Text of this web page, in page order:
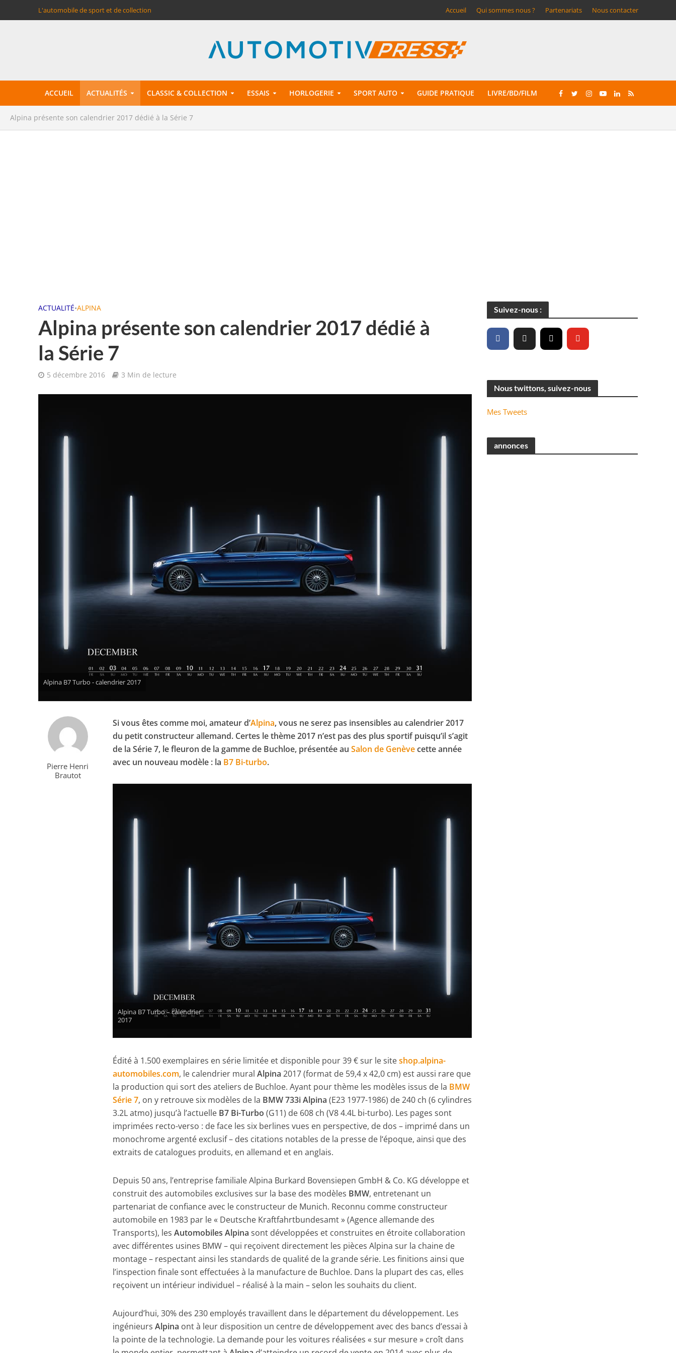
L'automobile de sport et de collection Accueil Qui sommes nous ? Partenariats Nous contacter
ACCUEIL ACTUALITÉS CLASSIC & COLLECTION ESSAIS HORLOGERIE SPORT AUTO GUIDE PRATIQUE LIVRE/BD/FILM
Alpina présente son calendrier 2017 dédié à la Série 7
ACTUALITÉ•ALPINA
Alpina présente son calendrier 2017 dédié à
la Série 7
5 décembre 2016 3 Min de lecture
Alpina B7 Turbo - calendrier 2017
Pierre Henri
Brautot
Si vous êtes comme moi, amateur d’Alpina, vous ne serez pas insensibles au calendrier 2017
du petit constructeur allemand. Certes le thème 2017 n’est pas des plus sportif puisqu’il s’agit
de la Série 7, le fleuron de la gamme de Buchloe, présentée auSalon de Genèvecette année
avec un nouveau modèle : la B7 Bi-turbo.
Alpina B7 Turbo – calendrier
2017
Édité à 1.500 exemplaires en série limitée et disponible pour 39 € sur le siteshop.alpina-
automobiles.com, le calendrier muralAlpina 2017 (format de 59,4 x 42,0 cm) est aussi rare que
la production qui sort des ateliers de Buchloe. Ayant pour thème les modèles issus de la BMW
Série 7, on y retrouve six modèles de la BMW 733i Alpina (E23 1977-1986) de 240 ch (6 cylindres
3.2L atmo) jusqu’à l’actuelle B7 Bi-Turbo (G11) de 608 ch (V8 4.4L bi-turbo). Les pages sont
imprimées recto-verso : de face les six berlines vues en perspective, de dos – imprimé dans un
monochrome argenté exclusif – des citations notables de la presse de l‘époque, ainsi que des
extraits de catalogues produits, en allemand et en anglais.
Depuis 50 ans, l’entreprise familiale Alpina Burkard Bovensiepen GmbH & Co. KG développe et
construit des automobiles exclusives sur la base des modèles BMW, entretenant un
partenariat de confiance avec le constructeur de Munich. Reconnu comme constructeur
automobile en 1983 par le « Deutsche Kraftfahrtbundesamt » (Agence allemande des
Transports), lesAutomobiles Alpina sont développées et construites en étroite collaboration
avec différentes usines BMW – qui reçoivent directement les pièces Alpina sur la chaine de
montage – respectant ainsi les standards de qualité de la grande série. Les finitions ainsi que
l’inspection finale sont effectuées à la manufacture de Buchloe. Dans la plupart des cas, elles
reçoivent un intérieur individuel – réalisé à la main – selon les souhaits du client.
Aujourd’hui, 30% des 230 employés travaillent dans le département du développement. Les
ingénieursAlpina ont à leur disposition un centre de développement avec des bancs d’essai à
la pointe de la technologie. La demande pour les voitures réalisées « sur mesure » croît dans
Suivez-nous :
Nous twittons, suivez-nous
Mes Tweets
annonces